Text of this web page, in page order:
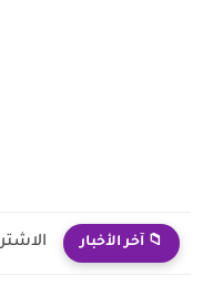
📁 آخر الأخبار